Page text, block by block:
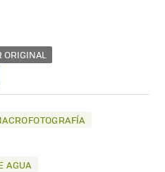
ORIGINAL
AGUA